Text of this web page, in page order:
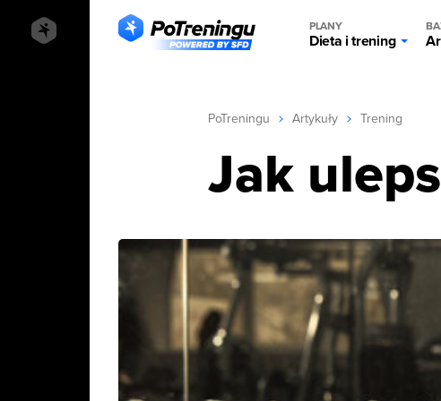
PLANY
Dieta i trening
PoTreningu Artykuły Trening
Jak